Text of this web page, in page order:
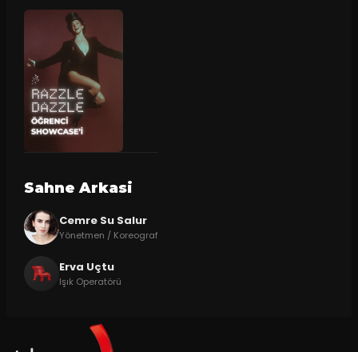
Sahne Arkasi
Cemre Su Salur
Yönetmen / Koreograf
Erva Uçtu
Işık Operatörü